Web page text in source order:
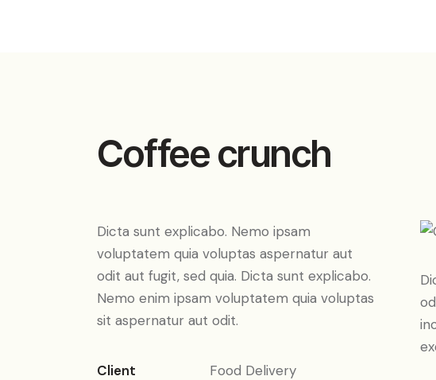
Coffee crunch
Dicta sunt explicabo. Nemo ipsam
voluptatem quia voluptas aspernatur aut
odit aut fugit, sed quia. Dicta sunt explicabo.
Nemo enim ipsam voluptatem quia voluptas
sit aspernatur aut odit.
Client
Food Delivery